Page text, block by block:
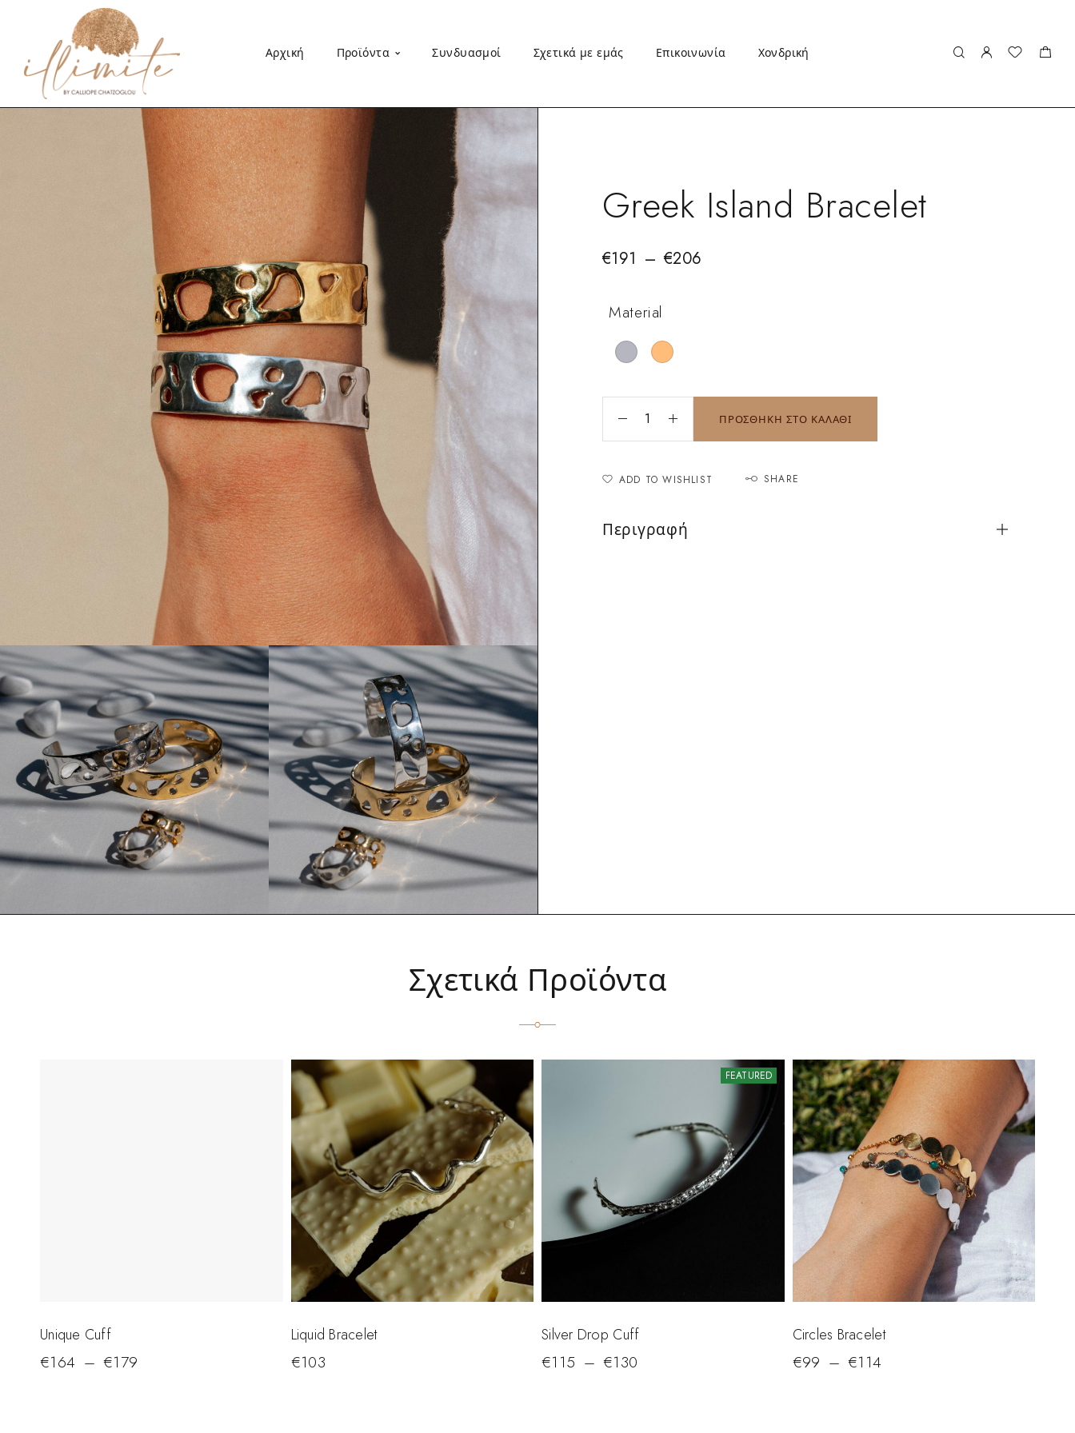
Αρχική Προϊόντα Συνδυασμοί Σχετικά με εμάς Επικοινωνία Χονδρική
Greek Island Bracelet
€191 – €206
Material
ΠΡΟΣΘΗΚΗ ΣΤΟ ΚΑΛΑΘΙ
ADD TO WISHLIST SHARE
Περιγραφή
Σχετικά Προϊόντα
Unique Cuff
€164 – €179
Liquid Bracelet
€103
FEATURED
Silver Drop Cuff
€115 – €130
Circles Bracelet
€99 – €114